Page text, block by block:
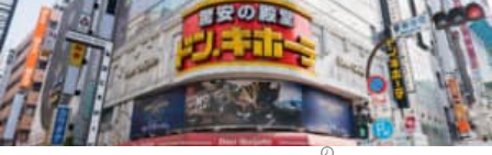
エンタメ クイズ
グルメ 地域
住まい 教育・育児
動物 リサーチ